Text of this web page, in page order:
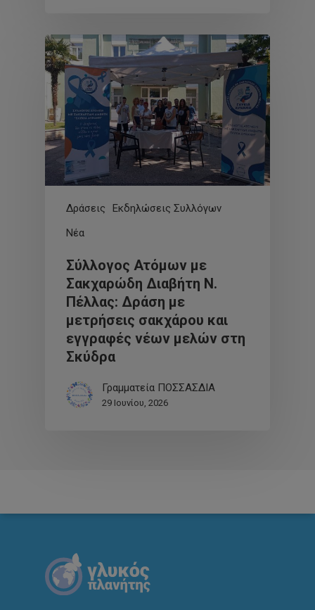
Δράσεις
Εκδηλώσεις Συλλόγων
Νέα
Σύλλογος Ατόμων με
Σακχαρώδη Διαβήτη Ν.
Πέλλας: Δράση με
μετρήσεις σακχάρου και
εγγραφές νέων μελών στη
Σκύδρα
Γραμματεία ΠΟΣΣΑΣΔΙΑ
29 Ιουνίου, 2026